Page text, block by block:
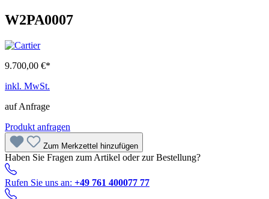
W2PA0007
9.700,00 €*
inkl. MwSt.
auf Anfrage
Produkt anfragen
Zum Merkzettel hinzufügen
Haben Sie Fragen zum Artikel oder zur Bestellung?
Rufen Sie uns an: +49 761 400077 77